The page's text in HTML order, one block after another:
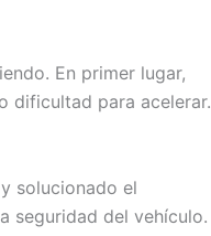
En primer lugar,
dificultad para acelerar.
solucionado el
seguridad del vehículo.